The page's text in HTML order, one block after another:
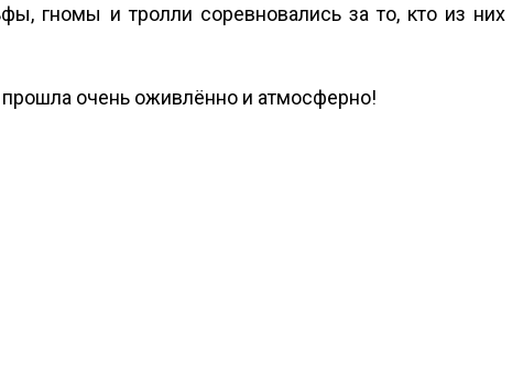
гномы и тролли соревновались за то, кто из них
очень оживлённо и атмосферно!